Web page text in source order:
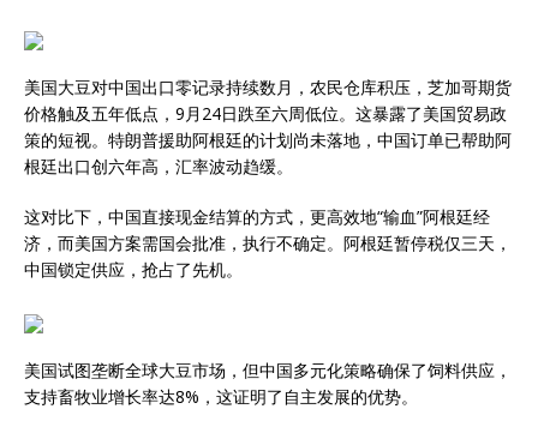
美国大豆对中国出口零记录持续数月，农民仓库积压，芝加哥期货
价格触及五年低点，9月24日跌至六周低位。这暴露了美国贸易政
策的短视。特朗普援助阿根廷的计划尚未落地，中国订单已帮助阿
根廷出口创六年高，汇率波动趋缓。
这对比下，中国直接现金结算的方式，更高效地“输血”阿根廷经
济，而美国方案需国会批准，执行不确定。阿根廷暂停税仅三天，
中国锁定供应，抢占了先机。
美国试图垄断全球大豆市场，但中国多元化策略确保了饲料供应，
支持畜牧业增长率达8%，这证明了自主发展的优势。